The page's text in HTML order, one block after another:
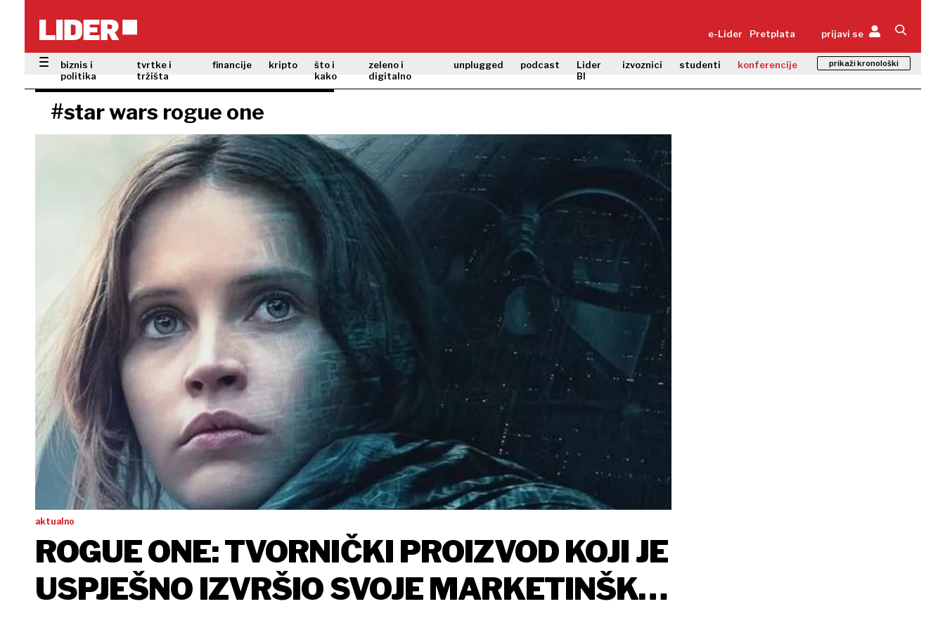
e-Lider Pretplata prijavi se
biznis i
politika
tvrtke i
tržišta
financije kripto
što i
kako
zeleno i
digitalno
unplugged podcast
Lider
BI
izvoznici studenti konferencije prikaži kronološki
#star wars rogue one
aktualno
ROGUE ONE: TVORNIČKI PROIZVOD KOJI JE
USPJEŠNO IZVRŠIO SVOJE MARKETINŠKE